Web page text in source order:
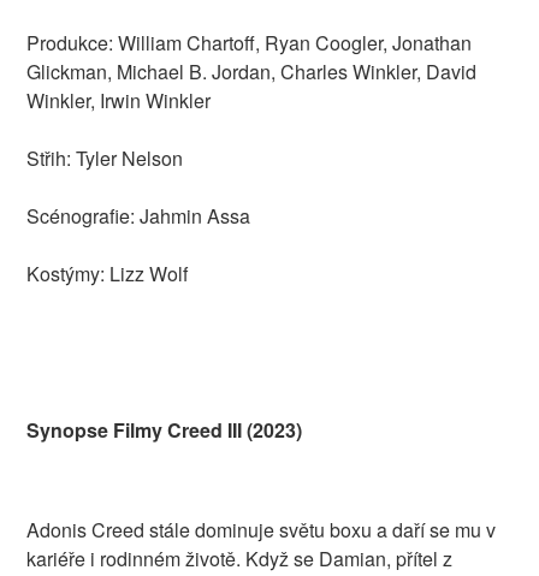
Produkce: William Chartoff, Ryan Coogler, Jonathan
Glickman, Michael B. Jordan, Charles Winkler, David
Winkler, Irwin Winkler
Střih: Tyler Nelson
Scénografie: Jahmin Assa
Kostýmy: Lizz Wolf
Synopse Filmy Creed III (2023)
Adonis Creed stále dominuje světu boxu a daří se mu v
kariéře i rodinném životě. Když se Damian, přítel z